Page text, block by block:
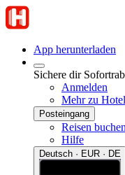
App herunterladen
Sichere dir
Anmelden
Mehr zu
Posteingang
Reisen buchen
Hilfe
Deutsch · EUR · DE